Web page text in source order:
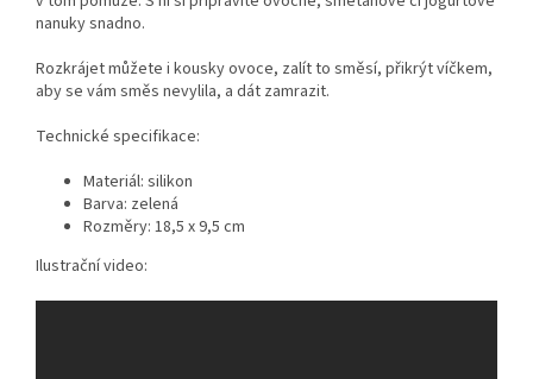
nanuky snadno.
Rozkrájet můžete i kousky ovoce, zalít to směsí, přikrýt víčkem,
aby se vám směs nevylila, a dát zamrazit.
Technické specifikace:
Materiál: silikon
Barva: zelená
Rozměry: 18,5 x 9,5 cm
Ilustrační video: